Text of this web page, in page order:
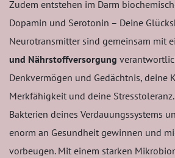
Zudem entstehen im Darm
Dopamin und Serotonin – Deine
Neurotransmitter sind gemeinsam mit
und Nährstoffversorgung
Denkvermögen und Gedächtnis, deine
Merkfähigkeit und deine
Bakterien deines Verdauungssystems
enorm an Gesundheit gewinnen und
vorbeugen. Mit einem starken